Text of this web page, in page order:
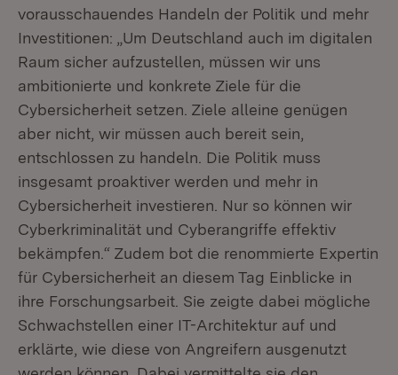
vorausschauendes Handeln der Politik und mehr
Investitionen: „Um Deutschland auch im digitalen
Raum sicher aufzustellen, müssen wir uns
ambitionierte und konkrete Ziele für die
Cybersicherheit setzen. Ziele alleine genügen
aber nicht, wir müssen auch bereit sein,
entschlossen zu handeln. Die Politik muss
insgesamt proaktiver werden und mehr in
Cybersicherheit investieren. Nur so können wir
Cyberkriminalität und Cyberangriffe effektiv
bekämpfen.“ Zudem bot die renommierte Expertin
für Cybersicherheit an diesem Tag Einblicke in
ihre Forschungsarbeit. Sie zeigte dabei mögliche
Schwachstellen einer IT-Architektur auf und
erklärte, wie diese von Angreifern ausgenutzt